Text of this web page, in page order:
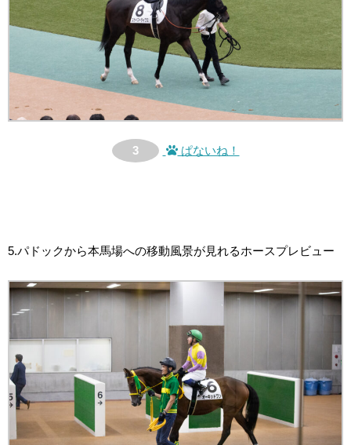
3 ぱないね！
5.パドックから本馬場への移動風景が見れるホースプレビュー